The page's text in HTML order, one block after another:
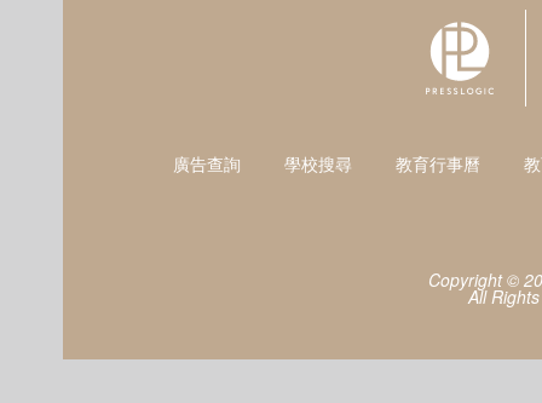
廣告查詢 學校搜尋 教育行事曆
Copyright ©
All